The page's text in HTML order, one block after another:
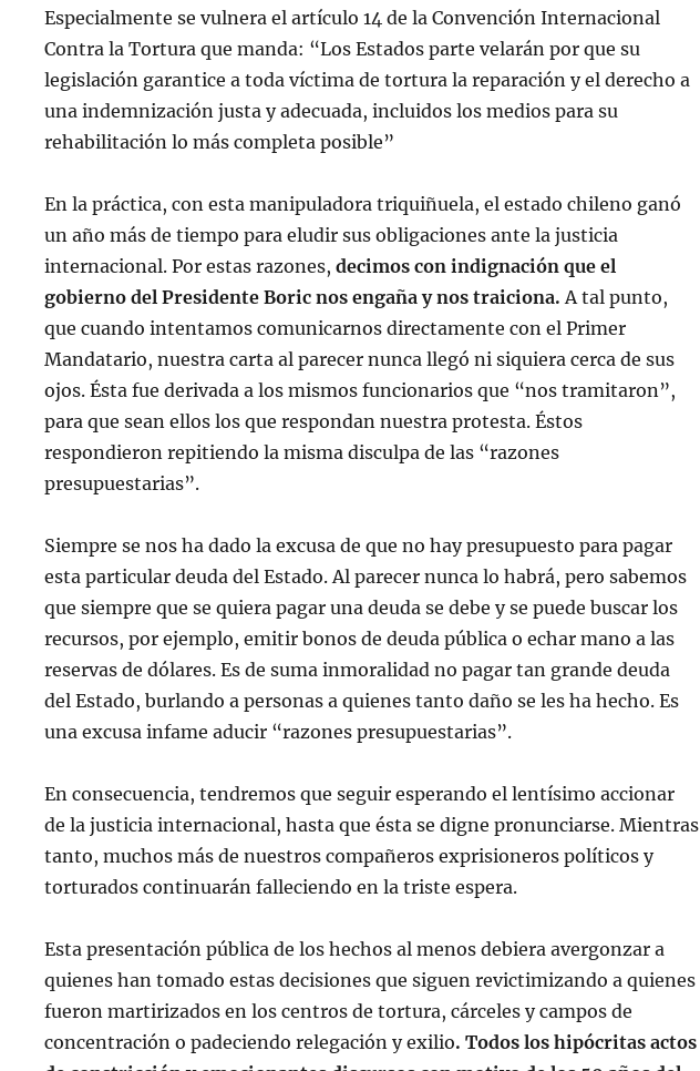
Especialmente se vulnera el artículo 14 de la Convención Internacional
Contra la Tortura que manda: “Los Estados parte velarán por que su
legislación garantice a toda víctima de tortura la reparación y el derecho a
una indemnización justa y adecuada, incluidos los medios para su
rehabilitación lo más completa posible”
En la práctica, con esta manipuladora triquiñuela, el estado chileno ganó
un año más de tiempo para eludir sus obligaciones ante la justicia
internacional. Por estas razones, decimos con indignación que el
gobierno del Presidente Boric nos engaña y nos traiciona. A tal punto,
que cuando intentamos comunicarnos directamente con el Primer
Mandatario, nuestra carta al parecer nunca llegó ni siquiera cerca de sus
ojos. Ésta fue derivada a los mismos funcionarios que “nos tramitaron”,
para que sean ellos los que respondan nuestra protesta. Éstos
respondieron repitiendo la misma disculpa de las “razones
presupuestarias”.
Siempre se nos ha dado la excusa de que no hay presupuesto para pagar
esta particular deuda del Estado. Al parecer nunca lo habrá, pero sabemos
que siempre que se quiera pagar una deuda se debe y se puede buscar los
recursos, por ejemplo, emitir bonos de deuda pública o echar mano a las
reservas de dólares. Es de suma inmoralidad no pagar tan grande deuda
del Estado, burlando a personas a quienes tanto daño se les ha hecho. Es
una excusa infame aducir “razones presupuestarias”.
En consecuencia, tendremos que seguir esperando el lentísimo accionar
de la justicia internacional, hasta que ésta se digne pronunciarse. Mientras
tanto, muchos más de nuestros compañeros exprisioneros políticos y
torturados continuarán falleciendo en la triste espera.
Esta presentación pública de los hechos al menos debiera avergonzar a
quienes han tomado estas decisiones que siguen revictimizando a quienes
fueron martirizados en los centros de tortura, cárceles y campos de
concentración o padeciendo relegación y exilio. Todos los hipócritas actos